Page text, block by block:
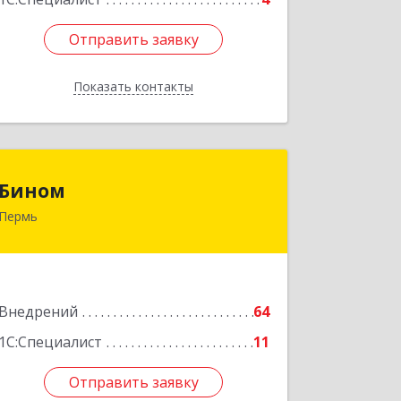
Отправить заявку
Показать контакты
Отправить заявку
Назад
Бином
Пермь
Внедрений
64
1С:Специалист
11
Отправить заявку
Отправить заявку